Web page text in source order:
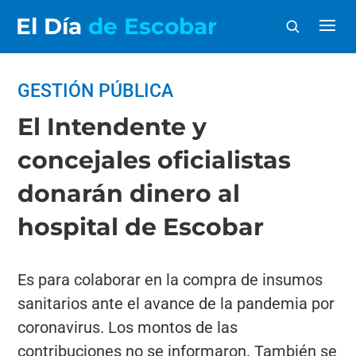
El Día de Escobar
GESTIÓN PÚBLICA
El Intendente y
concejales oficialistas
donarán dinero al
hospital de Escobar
Es para colaborar en la compra de insumos
sanitarios ante el avance de la pandemia por
coronavirus. Los montos de las
contribuciones no se informaron. También se